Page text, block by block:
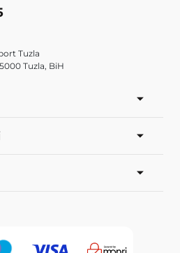
Tuzla
Tuzla, BiH